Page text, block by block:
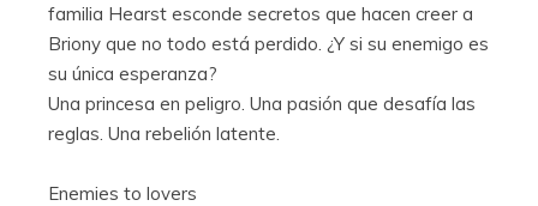
familia Hearst esconde secretos que hacen creer a
Briony que no todo está perdido. ¿Y si su enemigo es
su única esperanza?
Una princesa en peligro. Una pasión que desafía las
reglas. Una rebelión latente.
Enemies to lovers